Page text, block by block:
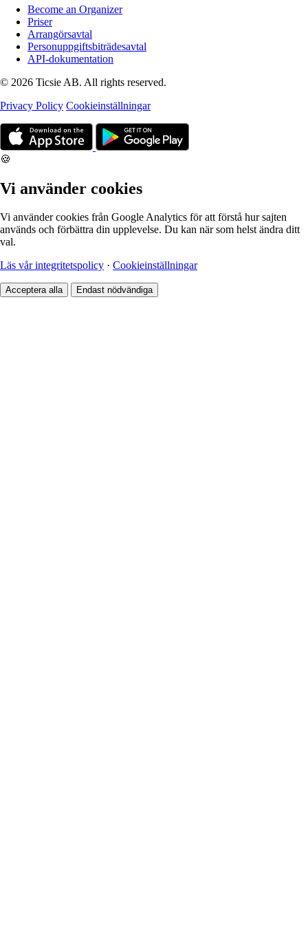
Become an Organizer
Priser
Arrangörsavtal
Personuppgiftsbiträdesavtal
API-dokumentation
© 2026 Ticsie AB. All rights reserved.
Privacy Policy Cookieinställningar
🍪
Vi använder cookies
Vi använder cookies från Google Analytics för att förstå hur sajten
används och förbättra din upplevelse. Du kan när som helst ändra ditt
val.
Läs vår integritetspolicy · Cookieinställningar
Acceptera alla Endast nödvändiga